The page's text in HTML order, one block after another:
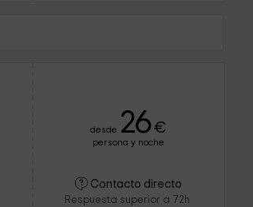
desde 26 €
persona y noche
Contacto directo
Respuesta superior a 72h